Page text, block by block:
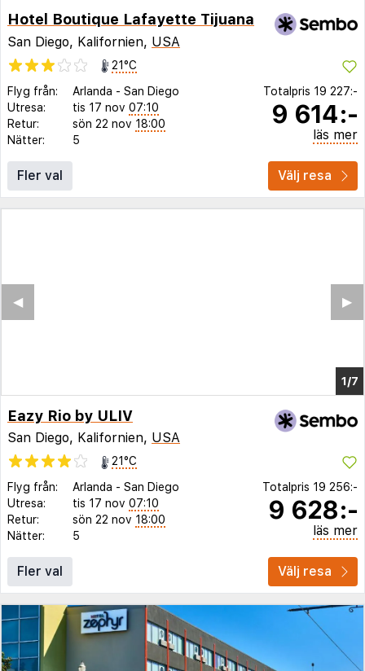
Hotel Boutique Lafayette Tijuana
San Diego, Kalifornien, USA
21°C
Flyg från:
Arlanda - San Diego
Utresa:
tis 17 nov 07:10
Retur:
sön 22 nov 18:00
Nätter:
5
Totalpris 19 227:-
9 614:-
läs mer
Fler val Välj resa
1/3
▶︎
◀︎
Eazy Rio by ULIV
San Diego, Kalifornien, USA
21°C
Flyg från:
Arlanda - San Diego
Utresa:
tis 17 nov 07:10
Retur:
sön 22 nov 18:00
Nätter:
5
Totalpris 19 256:-
9 628:-
läs mer
Fler val Välj resa